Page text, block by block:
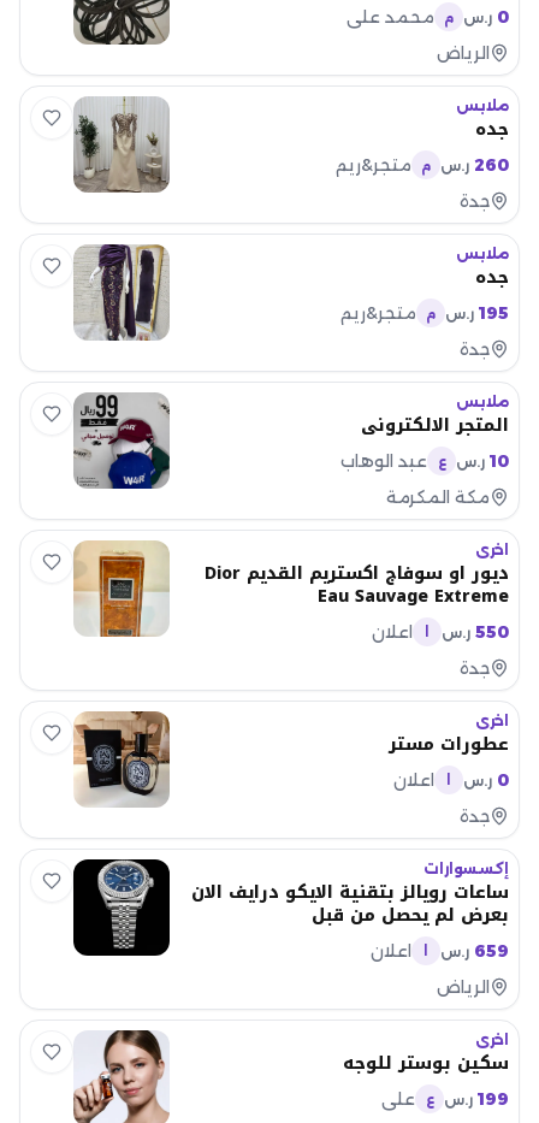
0 ر.س م
محمد علي
الرياض
ملابس
جده
260 ر.س م
متجر&ريم
جدة
ملابس
جده
195 ر.س م
متجر&ريم
جدة
ملابس
المتجر الالكتروني
10 ر.س ع
عبد الوهاب
مكة المكرمة
اخرى
ديور او سوفاج اكستريم القديم Dior
Eau Sauvage Extreme
550 ر.س
اعلان
جدة
اخرى
عطورات مستر
0 ر.س
اعلان
جدة
إكسسوارات
ساعات رويالز بتقنية الايكو درايف الان
بعرض لم يحصل من قبل
659 ر.س
اعلان
الرياض
اخرى
سكين بوستر للوجه
199 ر.س ع
علي